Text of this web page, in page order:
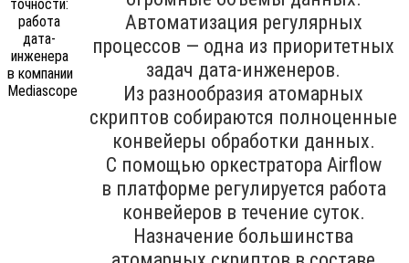
Автоматизация регулярных
процессов — одна из приоритетных
задач дата-инженеров.
Из разнообразия атомарных
скриптов собираются полноценные
конвейеры обработки данных.
С помощью оркестратора Airflow
в платформе регулируется работа
конвейеров в течение суток.
Назначение большинства